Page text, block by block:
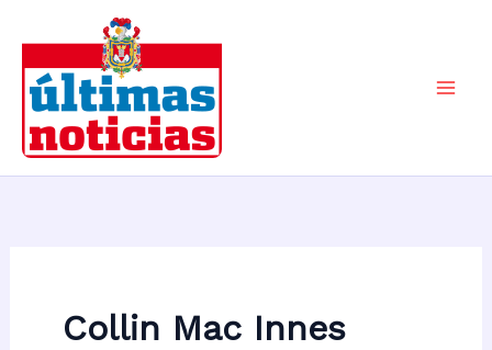
contenido
Collin Mac Innes